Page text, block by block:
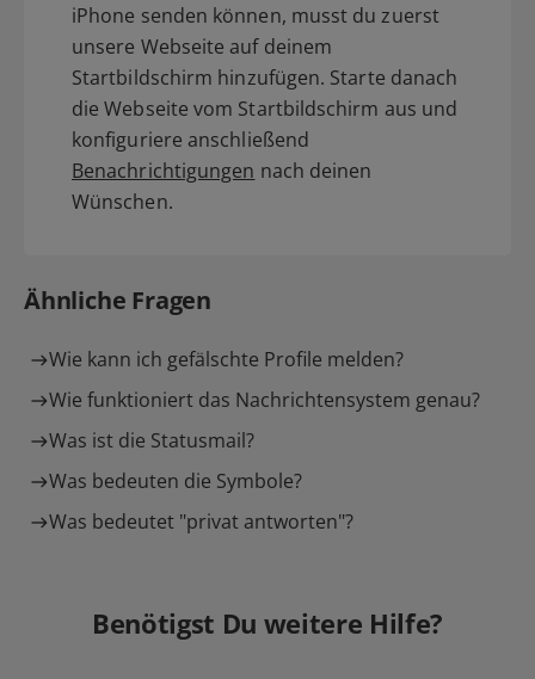
iPhone senden können, musst du zuerst
unsere Webseite auf deinem
Startbildschirm hinzufügen. Starte danach
die Webseite vom Startbildschirm aus und
konfiguriere anschließend
Benachrichtigungen nach deinen
Wünschen.
Ähnliche Fragen
Wie kann ich gefälschte Profile melden?
Wie funktioniert das Nachrichtensystem genau?
Was ist die Statusmail?
Was bedeuten die Symbole?
Was bedeutet "privat antworten"?
Benötigst Du weitere Hilfe?